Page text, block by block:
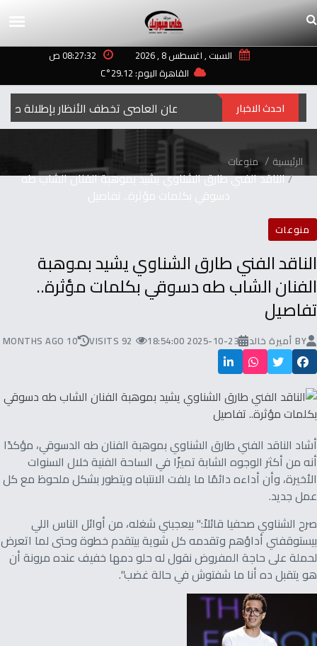
السبت , اغسطس 8 , 2026
08:27:32 ص
القاهرة اليوم: 29.12°C
إيمان العاصي تخطف الأنظار بإطلالة احدث الاخبار
الرئيسية منوعات
الناقد الفني طارق الشناوي يشيد بموهبة الفنان الشاب طه
دسوقي بكلمات مؤثرة.. تفاصيل
منوعات
الناقد الفني طارق الشناوي يشيد بموهبة
الفنان الشاب طه دسوقي بكلمات مؤثرة..
تفاصيل
BY أميرة خالد 2025-10-23 18:54:00
92 VISITS
10 MONTHS AGO
أشاد الناقد الفني طارق الشناوي بموهبة الفنان طه الدسوقي، مؤكدًا
أنه من أكثر الوجوه الشابة تميزًا في الساحة الفنية خلال السنوات
الأخيرة، وأن أداءه دائمًا ما يلفت الانتباه ويتطور بشكل ملحوظ مع كل
عمل جديد.
صرح الشناوي صحفيا قائلاً:" بيعجبني شغله، من أوائل الناس اللي
بيستوقفني أداؤهم وتقدمه كل شوية بيتقدم خطوة وحتى لما اتعرض
لحملة على حاجة المفروض نقول له حلو دمها خفيف عنده مرونة أن
هو يتقبل ده أنا ما شفتوش في حالة غضب".